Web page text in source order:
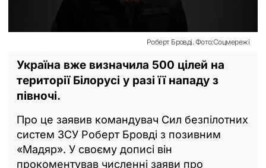
Роберт Бровді. Фото:Соцмережі
Україна вже визначила 500 цілей на
території Білорусі у разі її нападу з
півночі.
Про це заявив командувач Сил безпілотних
систем ЗСУ Роберт Бровді з позивним
«Мадяр». У своєму дописі він
прокоментував численні заяви про